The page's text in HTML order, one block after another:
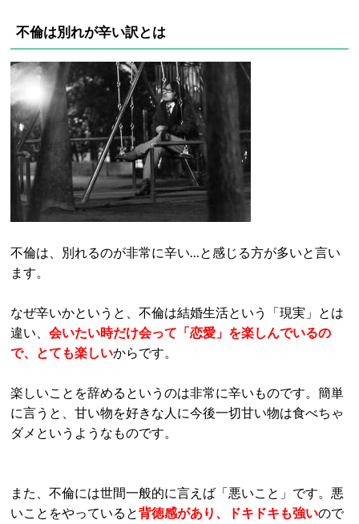
不倫は別れが辛い訳とは
不倫は、別れるのが非常に辛い…と感じる方が多いと言い
ます。
なぜ辛いかというと、不倫は結婚生活という「現実」とは
違い、 会いたい時だけ会って「恋愛」を楽しんでいるの
で、とても楽しいからです。
楽しいことを辞めるというのは非常に辛いものです。簡単
に言うと、甘い物を好きな人に今後一切甘い物は食べちゃ
ダメというようなものです。
また、不倫には世間一般的に言えば「悪いこと」です。悪
いことをやっていると背徳感があり、ドキドキも強いので